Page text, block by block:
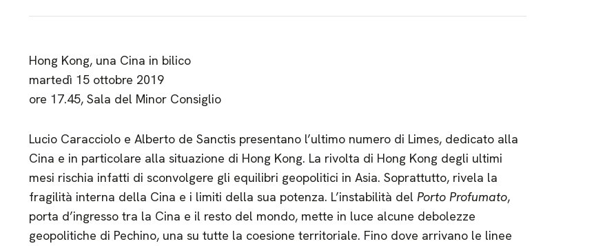
Hong Kong, una Cina in bilico
martedì 15 ottobre 2019
ore 17.45, Sala del Minor Consiglio
Lucio Caracciolo e Alberto de Sanctis presentano l’ultimo numero di Limes, dedicato alla
Cina e in particolare alla situazione di Hong Kong. La rivolta di Hong Kong degli ultimi
mesi rischia infatti di sconvolgere gli equilibri geopolitici in Asia. Soprattutto, rivela la
fragilità interna della Cina e i limiti della sua potenza. L’instabilità del Porto Profumato,
porta d’ingresso tra la Cina e il resto del mondo, mette in luce alcune debolezze
geopolitiche di Pechino, una su tutte la coesione territoriale. Fino dove arrivano le linee